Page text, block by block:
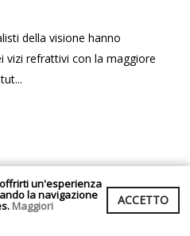
della visione hanno
refrattivi con la maggiore
un'esperienza
la navigazione
Maggiori ACCETTO